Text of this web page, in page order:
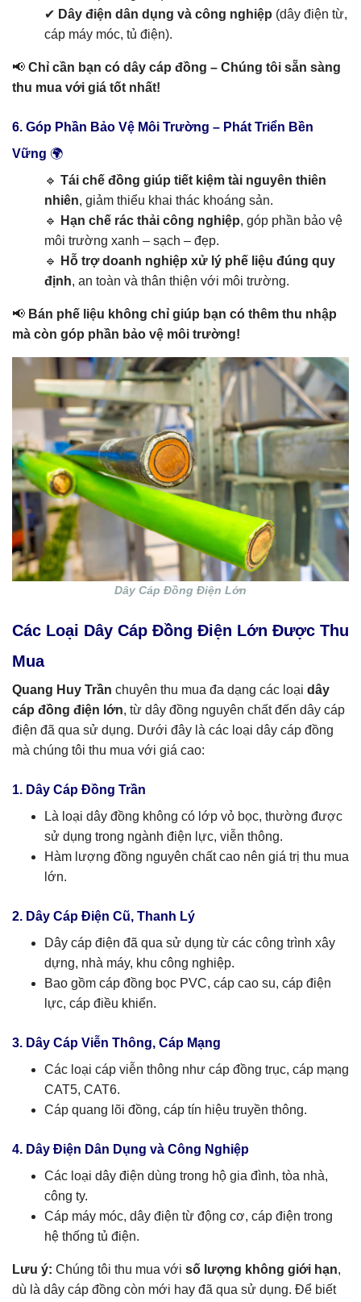
✔ Dây điện dân dụng và công nghiệp (dây điện từ,
cáp máy móc, tủ điện).
📢 Chỉ cần bạn có dây cáp đồng – Chúng tôi sẵn sàng
thu mua với giá tốt nhất!
6. Góp Phần Bảo Vệ Môi Trường – Phát Triển Bền
Vững 🌍
🔹 Tái chế đồng giúp tiết kiệm tài nguyên thiên
nhiên, giảm thiểu khai thác khoáng sản.
🔹
Hạn chế rác thải công nghiệp, góp phần bảo vệ
môi trường xanh – sạch – đẹp.
🔹
Hỗ trợ doanh nghiệp xử lý phế liệu đúng quy
định, an toàn và thân thiện với môi trường.
📢 Bán phế liệu không chỉ giúp bạn có thêm thu nhập
mà còn góp phần bảo vệ môi trường!
Dây Cáp Đồng Điện Lớn
Các Loại Dây Cáp Đồng Điện Lớn Được Thu
Mua
Quang Huy Trần chuyên thu mua đa dạng các loại dây
cáp đồng điện lớn, từ dây đồng nguyên chất đến dây cáp
điện đã qua sử dụng. Dưới đây là các loại dây cáp đồng
mà chúng tôi thu mua với giá cao:
1. Dây Cáp Đồng Trần
Là loại dây đồng không có lớp vỏ bọc, thường được
sử dụng trong ngành điện lực, viễn thông.
Hàm lượng đồng nguyên chất cao nên giá trị thu mua
lớn.
2. Dây Cáp Điện Cũ, Thanh Lý
Dây cáp điện đã qua sử dụng từ các công trình xây
dựng, nhà máy, khu công nghiệp.
Bao gồm cáp đồng bọc PVC, cáp cao su, cáp điện
lực, cáp điều khiển.
3. Dây Cáp Viễn Thông, Cáp Mạng
Các loại cáp viễn thông như cáp đồng trục, cáp mạng
CAT5, CAT6.
Cáp quang lõi đồng, cáp tín hiệu truyền thông.
4. Dây Điện Dân Dụng và Công Nghiệp
Các loại dây điện dùng trong hộ gia đình, tòa nhà,
công ty.
Cáp máy móc, dây điện từ động cơ, cáp điện trong
hệ thống tủ điện.
Lưu ý: Chúng tôi thu mua với số lượng không giới hạn,
dù là dây cáp đồng còn mới hay đã qua sử dụng. Để biết